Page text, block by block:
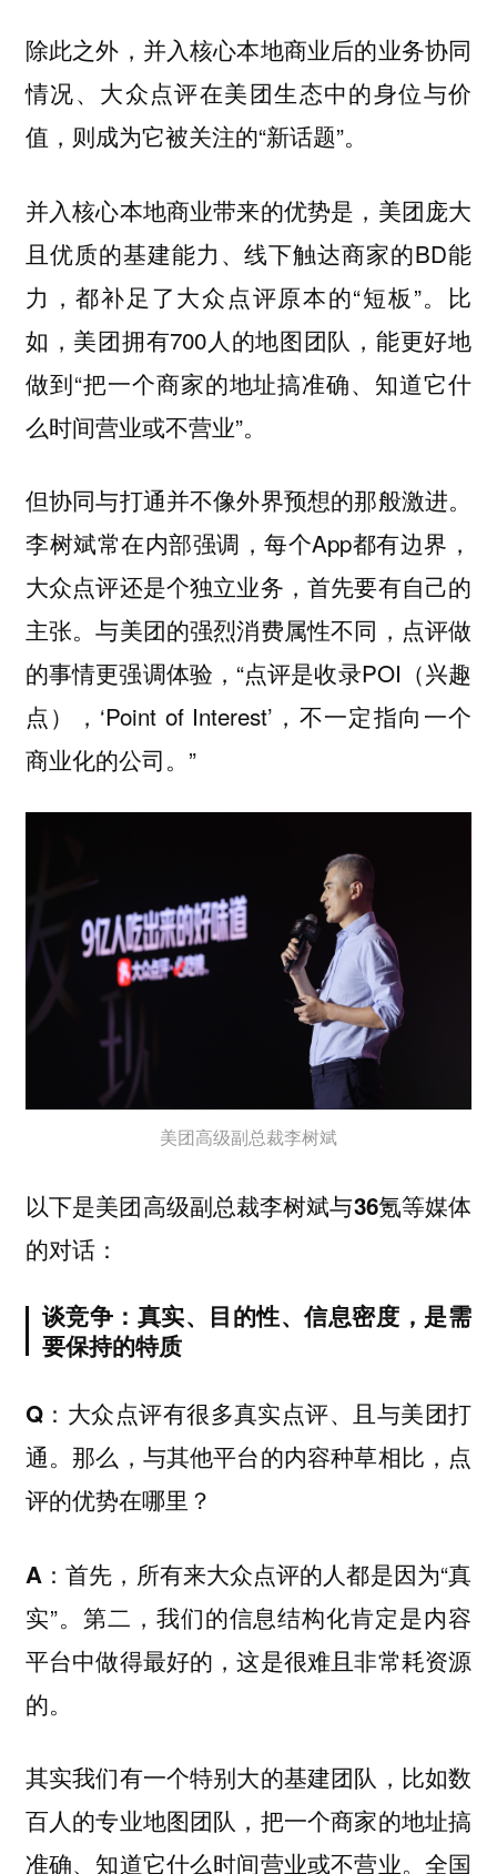
除此之外，并入核心本地商业后的业务协同
情况、大众点评在美团生态中的身位与价
值，则成为它被关注的“新话题”。
并入核心本地商业带来的优势是，美团庞大
且优质的基建能力、线下触达商家的BD能
力，都补足了大众点评原本的“短板”。比
如，美团拥有700人的地图团队，能更好地
做到“把一个商家的地址搞准确、知道它什
么时间营业或不营业”。
但协同与打通并不像外界预想的那般激进。
李树斌常在内部强调，每个App都有边界，
大众点评还是个独立业务，首先要有自己的
主张。与美团的强烈消费属性不同，点评做
的事情更强调体验，“点评是收录POI（兴趣
点），‘Point of Interest’，不一定指向一个
商业化的公司。”
美团高级副总裁李树斌
以下是美团高级副总裁李树斌与36氪等媒体
的对话：
谈竞争：真实、目的性、信息密度，是需
要保持的特质
Q：大众点评有很多真实点评、且与美团打
通。那么，与其他平台的内容种草相比，点
评的优势在哪里？
A：首先，所有来大众点评的人都是因为“真
实”。第二，我们的信息结构化肯定是内容
平台中做得最好的，这是很难且非常耗资源
的。
其实我们有一个特别大的基建团队，比如数
百人的专业地图团队，把一个商家的地址搞
准确、知道它什么时间营业或不营业。全国